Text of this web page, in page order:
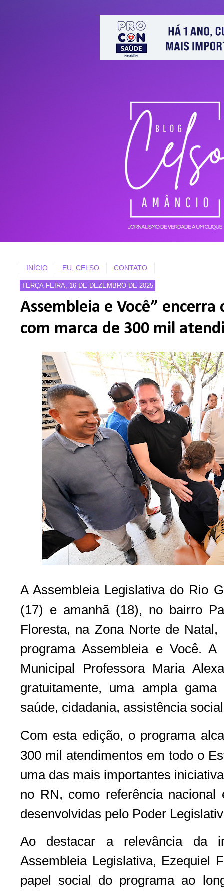
INÍCIO EU, CELSO CONTATO
TERÇA-FEIRA, 16 DE DEZEMBRO DE 2025
Assembleia e Você” encerra
com marca de 300 mil
A Assembleia Legislativa do Rio
(17) e amanhã (18), no bairro
Floresta, na Zona Norte de
programa Assembleia e Você.
Municipal Professora Maria
gratuitamente, uma ampla
saúde, cidadania, assistência
Com esta edição, o programa
300 mil atendimentos em todo o
uma das mais importantes
no RN, como referência
desenvolvidas pelo Poder
Ao destacar a relevância da
Assembleia Legislativa, Ezequiel
papel social do programa ao